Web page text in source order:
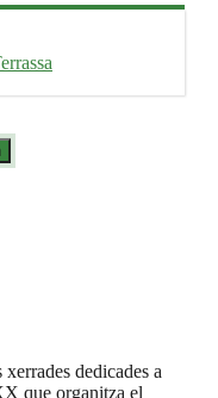
dedicades a
que organitza el